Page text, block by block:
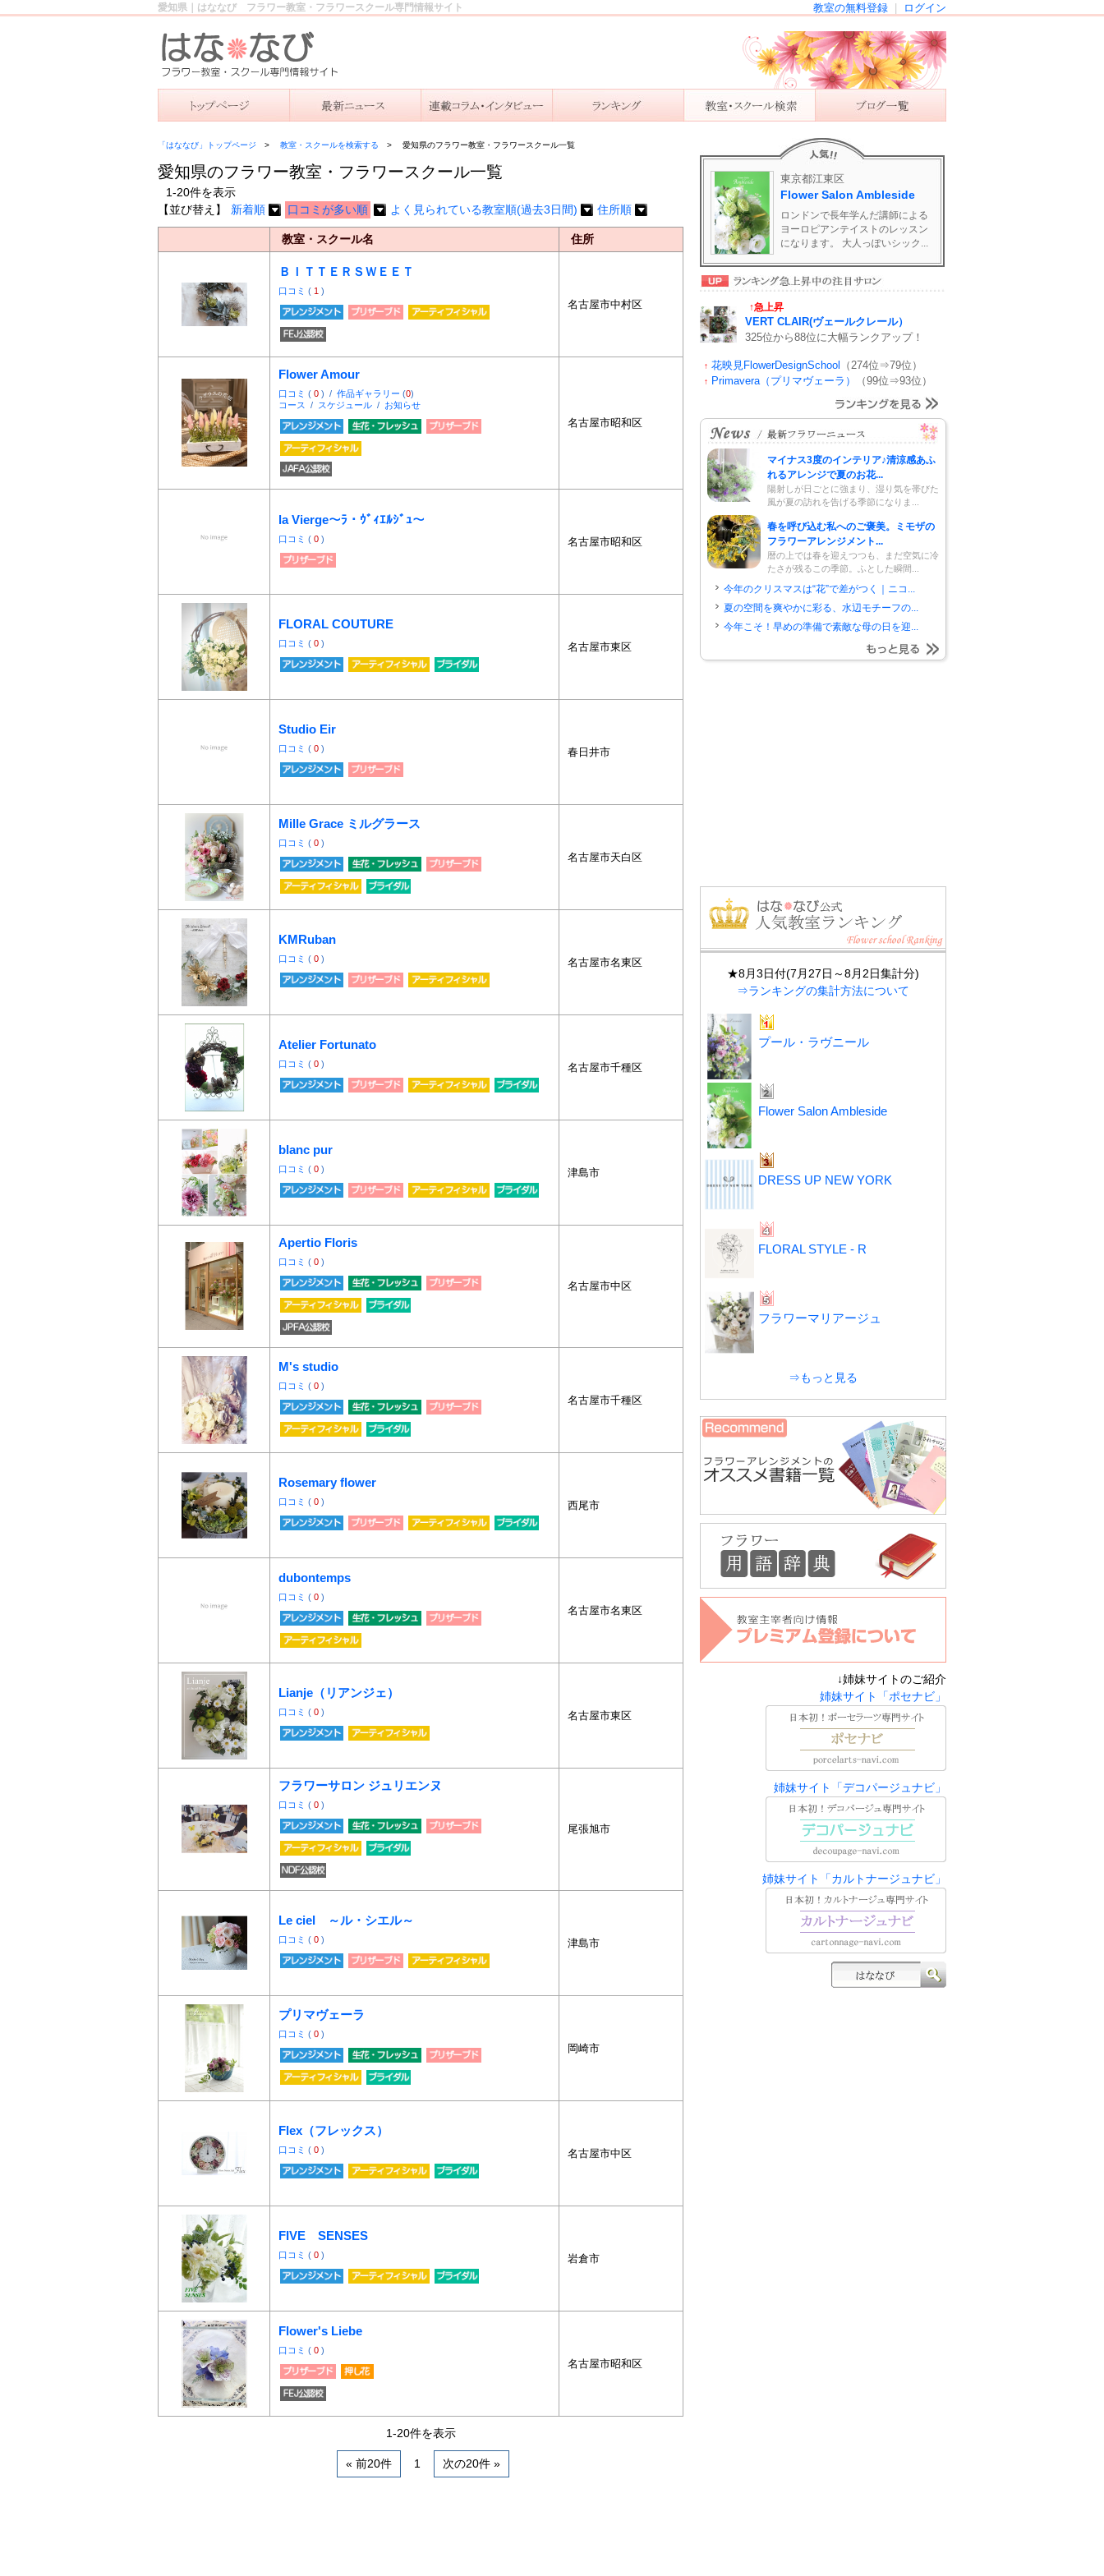
愛知県｜はななび フラワー教室・フラワースクール専門情報サイト ログイン
教室の無料登録
「はななび」トップページ 教室・スクールを検索する 愛知県のフラワー教室・フラワースクール一覧
愛知県のフラワー教室・フラワースクール一覧
1-20件を表示
【並び替え】
新着順 口コミが多い順 よく見られている教室順(過去3日間) 住所順
教室・スクール名 住所
ＢＩＴＴＥＲＳＷＥＥＴ
口コミ ( 1 )
名古屋市中村区
Flower Amour
口コミ ( 0 ) / 作品ギャラリー (0)
コース
/ スケジュール / お知らせ
名古屋市昭和区
la Vierge〜ﾗ・ｳﾞｨｴﾙｼﾞｭ〜
口コミ ( 0 ) 名古屋市昭和区
FLORAL COUTURE
口コミ ( 0 ) 名古屋市東区
Studio Eir
口コミ ( 0 ) 春日井市
Mille Grace ミルグラース
口コミ ( 0 )
名古屋市天白区
KMRuban
口コミ ( 0 ) 名古屋市名東区
Atelier Fortunato
口コミ ( 0 ) 名古屋市千種区
blanc pur
口コミ ( 0 ) 津島市
Apertio Floris
口コミ ( 0 )
名古屋市中区
M's studio
口コミ ( 0 )
名古屋市千種区
Rosemary flower
口コミ ( 0 ) 西尾市
dubontemps
口コミ ( 0 )
名古屋市名東区
Lianje（リアンジェ）
口コミ ( 0 ) 名古屋市東区
フラワーサロン ジュリエンヌ
口コミ ( 0 )
尾張旭市
Le ciel ～ル・シエル～
口コミ ( 0 ) 津島市
プリマヴェーラ
口コミ ( 0 )
岡崎市
Flex（フレックス）
口コミ ( 0 ) 名古屋市中区
FIVE SENSES
口コミ ( 0 ) 岩倉市
Flower's Liebe
口コミ ( 0 )
名古屋市昭和区
1-20件を表示
« 前20件 1 次の20件 »
東京都江東区
Flower Salon Ambleside
ロンドンで長年学んだ講師による
ヨーロピアンテイストのレッスン
になります。 大人っぽいシック...
↑急上昇
VERT CLAIR(ヴェールクレール）
325位から88位に大幅ランクアップ！
↑ 花映見FlowerDesignSchool （274位⇒79位）
↑ Primavera（プリマヴェーラ） （99位⇒93位）
マイナス3度のインテリア♪清涼感あふ
れるアレンジで夏のお花...
陽射しが日ごとに強まり、湿り気を帯びた
風が夏の訪れを告げる季節になりま...
春を呼び込む私へのご褒美。ミモザの
フラワーアレンジメント...
暦の上では春を迎えつつも、まだ空気に冷
たさが残るこの季節。ふとした瞬間...
今年のクリスマスは“花”で差がつく｜ニコ...
夏の空間を爽やかに彩る、水辺モチーフの...
今年こそ！早めの準備で素敵な母の日を迎...
★8月3日付(7月27日～8月2日集計分)
⇒ランキングの集計方法について
プール・ラヴニール
Flower Salon Ambleside
DRESS UP NEW YORK
FLORAL STYLE - R
フラワーマリアージュ
⇒もっと見る
↓姉妹サイトのご紹介
姉妹サイト「ポセナビ」
姉妹サイト「デコパージュナビ」
姉妹サイト「カルトナージュナビ」